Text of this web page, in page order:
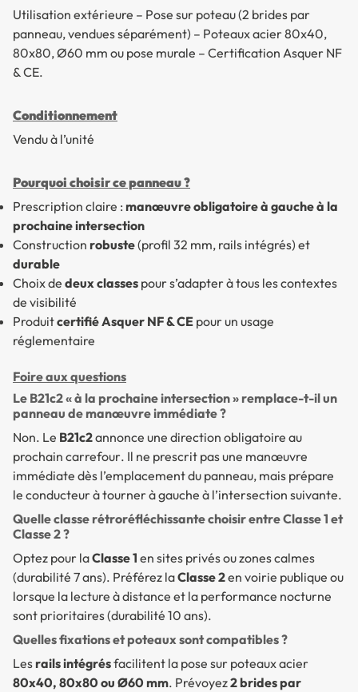
Utilisation extérieure – Pose sur poteau (2 brides par
panneau, vendues séparément) – Poteaux acier 80x40,
80x80, Ø60 mm ou pose murale – Certification Asquer NF
& CE.
Conditionnement
Vendu à l’unité
Pourquoi choisir ce panneau ?
Prescription claire : manœuvre obligatoire à gauche à la
prochaine intersection
Construction robuste(profil 32 mm, rails intégrés) et
durable
Choix de deux classes pour s’adapter à tous les contextes
de visibilité
Produitcertifié Asquer NF & CE pour un usage
réglementaire
Foire aux questions
Le B21c2 « à la prochaine intersection » remplace-t-il un
panneau de manœuvre immédiate ?
Non. Le B21c2annonce une direction obligatoire au
prochain carrefour. Il ne prescrit pas une manœuvre
immédiate dès l’emplacement du panneau, mais prépare
le conducteur à tourner à gauche à l’intersection suivante.
Quelle classe rétroréfléchissante choisir entre Classe 1 et
Classe 2 ?
Optez pour laClasse 1 en sites privés ou zones calmes
(durabilité 7 ans). Préférez laClasse 2en voirie publique ou
lorsque la lecture à distance et la performance nocturne
sont prioritaires (durabilité 10 ans).
Quelles fixations et poteaux sont compatibles ?
Lesrails intégrésfacilitent la pose sur poteaux acier
80x40, 80x80 ou Ø60 mm. Prévoyez2 brides par